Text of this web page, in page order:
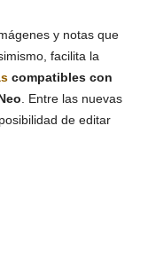
y notas que
facilita la
compatibles con
. Entre las nuevas
de editar